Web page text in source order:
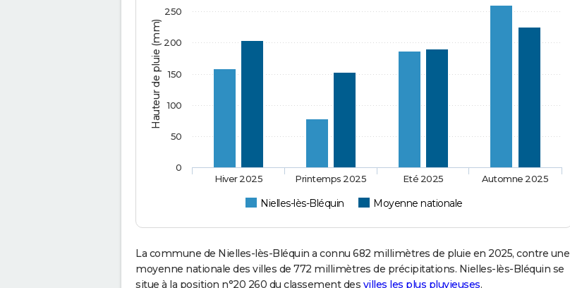
Hauteur de pluie (mm)
Nielles-lès-Bléquin Moyenne nationale
Hiver 2025 Printemps 2025 Eté 2025 Automne 2025
0
50
100
150
200
250
La commune de Nielles-lès-Bléquin a connu 682 millimètres de pluie en 2025, contre une
moyenne nationale des villes de 772 millimètres de précipitations. Nielles-lès-Bléquin se
situe à la position n°20 260 du classement des villes les plus pluvieuses.